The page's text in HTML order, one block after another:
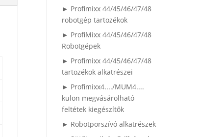
► Profimixx 44/45/46/47/48
robotgép tartozékok
► ProfiMixx 44/45/46/47/48
Robotgépek
► Profimixx 44/45/46/47/48
tartozékok alkatrészei
► Profimixx4..../MUM4....
külön megvásárolható
feltétek kiegészítők
► Robotporszívó alkatrészek